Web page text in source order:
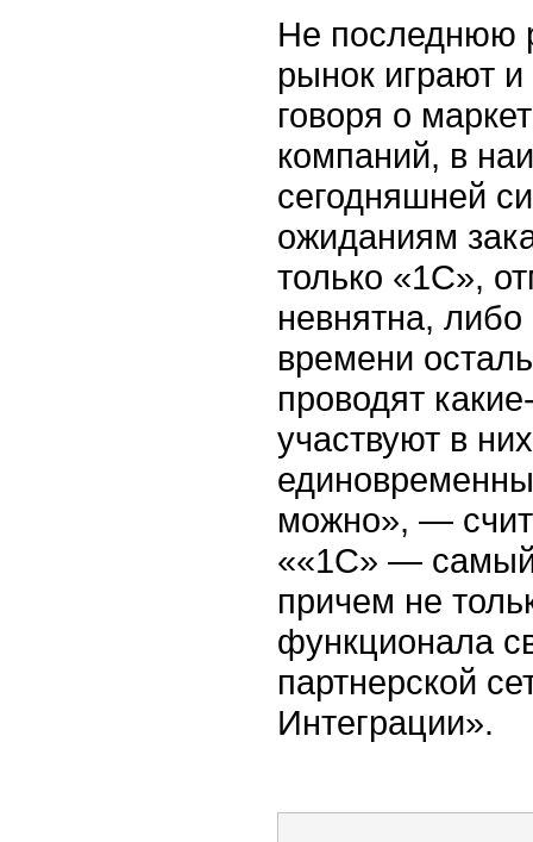
Не последнюю
рынок играют
говоря о
компаний, в
сегодняшней
ожиданиям
только «1C»,
невнятна,
времени
проводят
участвуют в
можно», —
««1С» — самый
причем не
функционала
партнерской
Интеграции».